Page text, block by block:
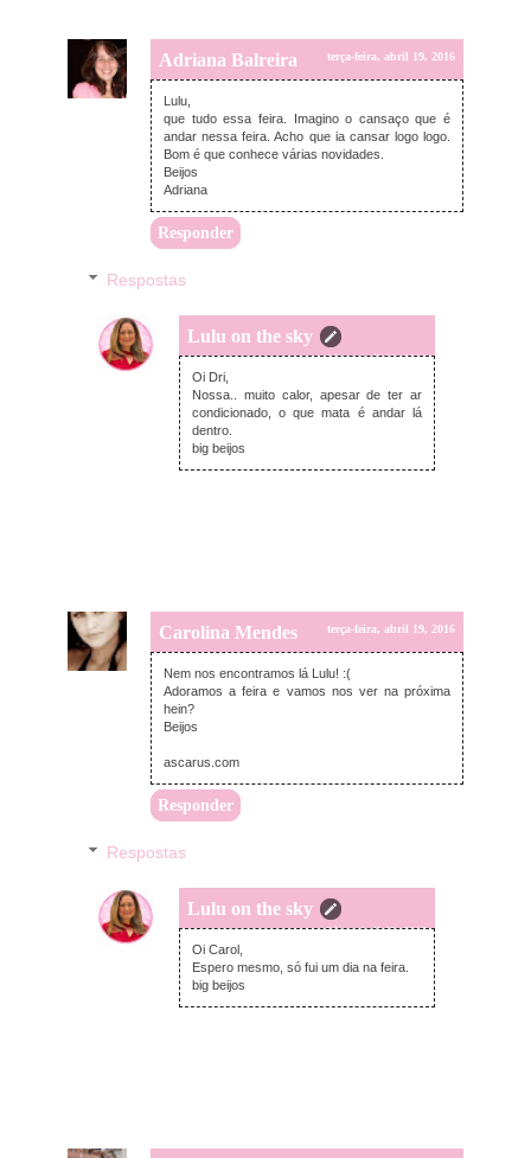
Adriana Balreira terça-feira, abril 19, 2016
Lulu,
que tudo essa feira. Imagino o cansaço que é
andar nessa feira. Acho que ia cansar logo logo.
Bom é que conhece várias novidades.
Beijos
Adriana
Responder
Respostas
Lulu on the sky
terça-feira, abril 19, 2016
Oi Dri,
Nossa.. muito calor, apesar de ter ar
condicionado, o que mata é andar lá
dentro.
big beijos
Carolina Mendes terça-feira, abril 19, 2016
Nem nos encontramos lá Lulu! :(
Adoramos a feira e vamos nos ver na próxima
hein?
Beijos
ascarus.com
Responder
Respostas
Lulu on the sky
terça-feira, abril 19, 2016
Oi Carol,
Espero mesmo, só fui um dia na feira.
big beijos